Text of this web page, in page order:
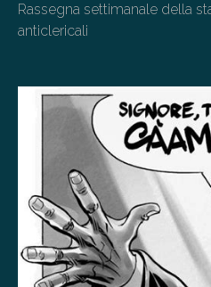
Rassegna settimanale della
anticlericali